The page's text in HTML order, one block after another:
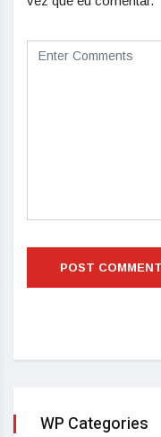
WP Categories